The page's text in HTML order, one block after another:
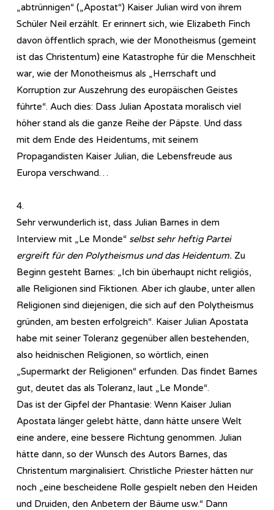
„abtrünnigen“ („Apostat“) Kaiser Julian wird von ihrem
Schüler Neil erzählt. Er erinnert sich, wie Elizabeth Finch
davon öffentlich sprach, wie der Monotheismus (gemeint
ist das Christentum) eine Katastrophe für die Menschheit
war, wie der Monotheismus als „Herrschaft und
Korruption zur Auszehrung des europäischen Geistes
führte“. Auch dies: Dass Julian Apostata moralisch viel
höher stand als die ganze Reihe der Päpste. Und dass
mit dem Ende des Heidentums, mit seinem
Propagandisten Kaiser Julian, die Lebensfreude aus
Europa verschwand…
4.
Sehr verwunderlich ist, dass Julian Barnes in dem
Interview mit „Le Monde“ selbst sehr heftig Partei
ergreift für den Polytheismus und das Heidentum. Zu
Beginn gesteht Barnes: „Ich bin überhaupt nicht religiös,
alle Religionen sind Fiktionen. Aber ich glaube, unter allen
Religionen sind diejenigen, die sich auf den Polytheismus
gründen, am besten erfolgreich“. Kaiser Julian Apostata
habe mit seiner Toleranz gegenüber allen bestehenden,
also heidnischen Religionen, so wörtlich, einen
„Supermarkt der Religionen“ erfunden. Das findet Barnes
gut, deutet das als Toleranz, laut „Le Monde“.
Das ist der Gipfel der Phantasie: Wenn Kaiser Julian
Apostata länger gelebt hätte, dann hätte unsere Welt
eine andere, eine bessere Richtung genommen. Julian
hätte dann, so der Wunsch des Autors Barnes, das
Christentum marginalisiert. Christliche Priester hätten nur
noch „eine bescheidene Rolle gespielt neben den Heiden
und Druiden, den Anbetern der Bäume usw.“ Dann